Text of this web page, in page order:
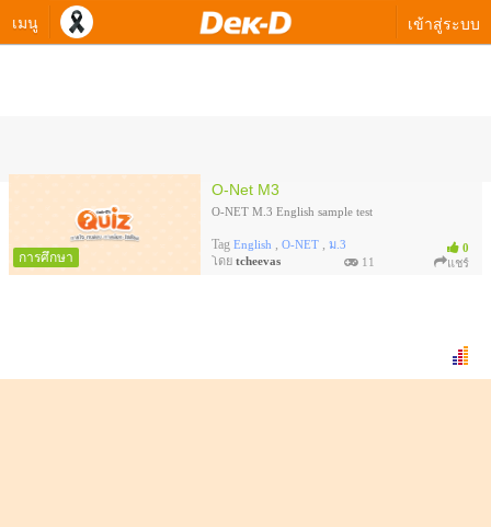
เมนู เข้าสู่ระบบ
การศึกษา
O-Net M3
0
O-NET M.3 English sample test
Tag English , O-NET , ม.3
โดย tcheevas 11 แชร์